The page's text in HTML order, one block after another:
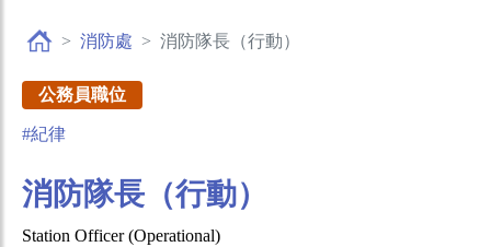
消防處 消防隊長（行動）
公務員職位
#紀律
消防隊長（行動）
Station Officer (Operational)